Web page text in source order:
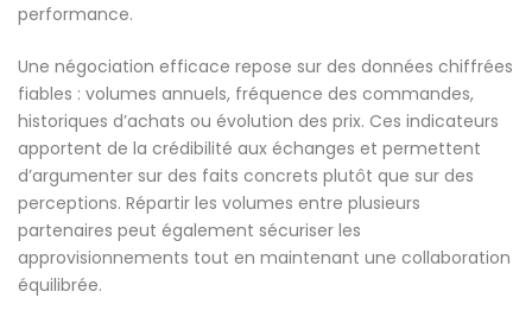
performance.
Une négociation efficace repose sur des données chiffrées
fiables : volumes annuels, fréquence des commandes,
historiques d’achats ou évolution des prix. Ces indicateurs
apportent de la crédibilité aux échanges et permettent
d’argumenter sur des faits concrets plutôt que sur des
perceptions. Répartir les volumes entre plusieurs
partenaires peut également sécuriser les
approvisionnements tout en maintenant une collaboration
équilibrée.